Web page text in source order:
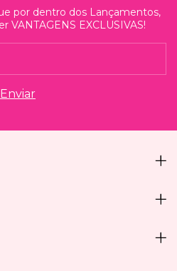
por dentro dos Lançamentos,
VANTAGENS EXCLUSIVAS!